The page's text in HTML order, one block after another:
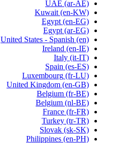
UAE (ar-AE)
Kuwait (en-KW)
Egypt (en-EG)
Egypt (ar-EG)
United States - Spanish (en)
Ireland (en-IE)
Italy (it-IT)
Spain (es-ES)
Luxembourg (fr-LU)
United Kingdom (en-GB)
Belgium (fr-BE)
Belgium (nl-BE)
France (fr-FR)
Turkey (tr-TR)
Slovak (sk-SK)
Philippines (en-PH)